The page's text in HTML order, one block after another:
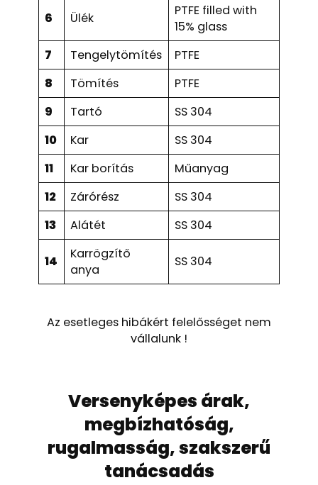
6 Ülék
PTFE filled with
15% glass
7
Tengelytömítés
PTFE
8
Tömítés
PTFE
9
Tartó
SS 304
10
Kar
SS 304
11
Kar borítás
Műanyag
12
Zárórész
SS 304
13
Alátét SS 304
14
Karrögzítő
anya
SS 304
Az esetleges hibákért felelősséget nem
vállalunk !
Versenyképes árak,
megbízhatóság,
rugalmasság, szakszerű
tanácsadás